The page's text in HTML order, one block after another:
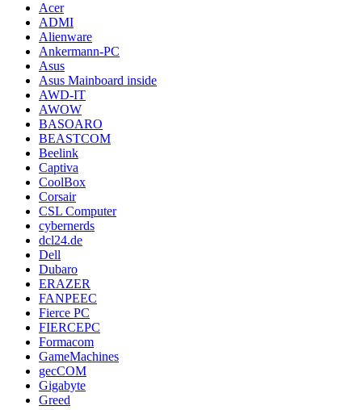
Acer
ADMI
Alienware
Ankermann-PC
Asus
Asus Mainboard inside
AWD-IT
AWOW
BASOARO
BEASTCOM
Beelink
Captiva
CoolBox
Corsair
CSL Computer
cybernerds
dcl24.de
Dell
Dubaro
ERAZER
FANPEEC
Fierce PC
FIERCEPC
Formacom
GameMachines
gecCOM
Gigabyte
Greed